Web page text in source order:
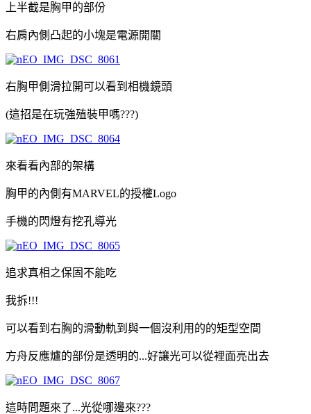
上半截是胸甲的部份
右肩內側凸起的小塊是電源開關
右胸甲側滑拉開可以看到相機鏡頭
(這招是在玩強殖裝甲嗎???)
來看看內部的架構
胸甲的內側有MARVEL的授權Logo
手機的閃燈有挖孔導光
追求真相之保固不能吃
我拆!!!
可以看到右胸的滑動軌到與一個沒利用的的矩型空間
方舟反應爐的部份是透明的...好讓光可以從裡面亮出去
這時問題來了...光從哪邊來???